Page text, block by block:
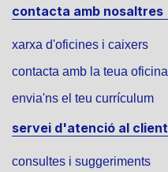
contacta amb nosaltres
xarxa d'oficines i caixers
contacta amb la teua oficina
envia'ns el teu currículum
servei d'atenció al client
consultes i suggeriments